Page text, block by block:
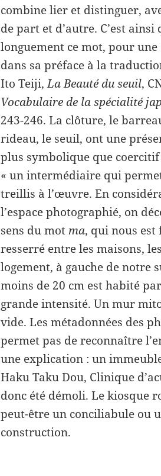
combine lier et distinguer,
de part et d’autre. C’est
longuement ce mot, pour
dans sa préface à la
Ito Teiji,La Beauté du seuil,
Vocabulaire de la spécialité
243-246. La clôture, le
rideau, le seuil, ont une
plus symbolique que
« un intermédiaire qui
treillis à l’œuvre. En
l’espace photographié, on
sens du mot ma, qui nous est
resserré entre les maisons,
logement, à gauche de notre
moins de 20 cm est habité
grande intensité. Un mur
vide. Les métadonnées des
permet pas de reconnaître
une explication : un
Haku Taku Dou, Clinique
donc été démoli. Le kiosque
peut-être un conciliabule ou
construction.